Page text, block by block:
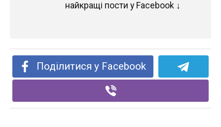
найкращі пости у Facebook ↓
Поділитися у Facebook